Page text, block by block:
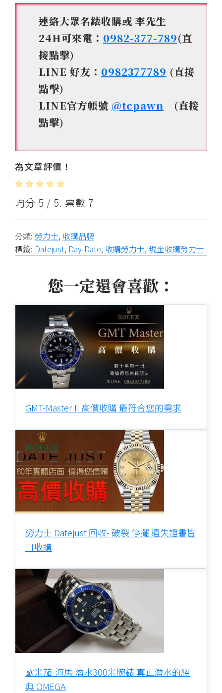
連絡大眾名錶收購或 李先生
24H可來電： 0982-377-789(直
接點擊)
LINE 好友： 0982377789 (直接
點擊)
LINE官方帳號 @tcpawn (直接
點擊)
為文章評價！
均分 5 / 5. 票數 7
分類: 勞力士, 收購品牌
標籤: Datejust, Day-Date, 收購勞力士, 現金收購勞力士
您一定還會喜歡：
GMT-Master II 高價收購 最符合您的需求
勞力士 Datejust 回收- 破裂 停擺 遺失證書皆
可收購
歐米茄-海馬 潛水300米腕錶 真正潛水的經
典 OMEGA